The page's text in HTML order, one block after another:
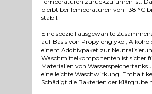
bleibt bei Temperaturen von –38 °C
stabil.
Eine speziell ausgewählte
auf Basis von Propylenglykol,
einem Additivpaket zur
Waschmittelkomponenten ist sicher
Materialien von Wasserspeichertanks
eine leichte Waschwirkung. Enthält
Schädigt die Bakterien der Klärgrube